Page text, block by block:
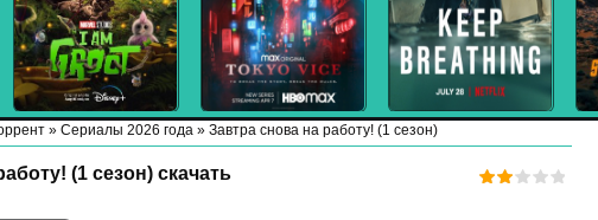
» Сериалы 2026 года » Завтра снова на работу! (1 сезон)
(1 сезон) скачать